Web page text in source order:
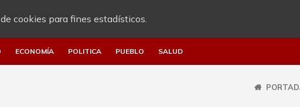
cookies para fines estadísticos.
ECONOMÍA POLITICA PUEBLO SALUD